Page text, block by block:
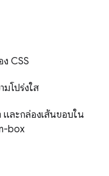
CSS
มโปร่งใส
และกล่องเส้นขอบใน
box